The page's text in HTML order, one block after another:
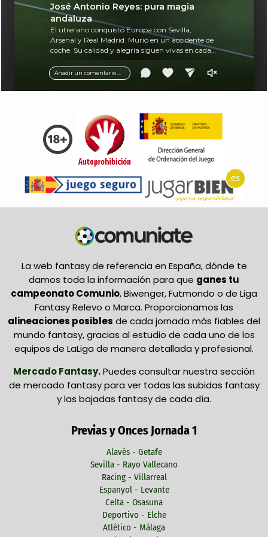
Añadir un comentario ...
José Antonio Reyes: pura magia
andaluza
El utrerano conquistó Europa con Sevilla,
Arsenal y Real Madrid. Murió en un accidente de
coche. Su calidad y alegría siguen vivas en cada
La web fantasy de referencia en España, dónde te
damos toda la información para que ganes tu
campeonato Comunio, Biwenger, Futmondo o de Liga
Fantasy Relevo o Marca. Proporcionamos las
alineaciones posibles de cada jornada más fiables del
mundo fantasy, gracias al estudio de cada uno de los
equipos de LaLiga de manera detallada y profesional.
Mercado Fantasy.Puedes consultar nuestra sección
de mercado fantasy para ver todas las subidas fantasy
y las bajadas fantasy de cada día.
Previas y Onces Jornada 1
Alavés - Getafe
Sevilla - Rayo Vallecano
Racing - Villarreal
Espanyol - Levante
Celta - Osasuna
Deportivo - Elche
Atlético - Málaga